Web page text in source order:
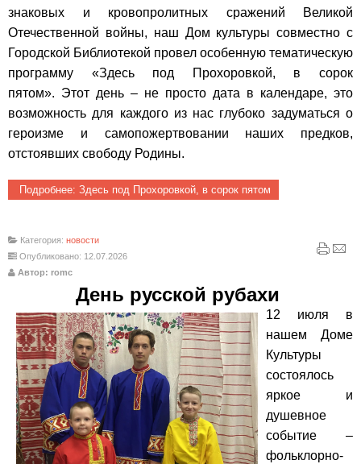
знаковых и кровопролитных сражений Великой
Отечественной войны, наш Дом культуры совместно с
Городской Библиотекой провел особенную тематическую
программу «Здесь под Прохоровкой, в сорок
пятом». Этот день – не просто дата в календаре, это
возможность для каждого из нас глубоко задуматься о
героизме и самопожертвовании наших предков,
отстоявших свободу Родины.
Подробнее: Здесь под Прохоровкой, в сорок пятом
Категория: новости
Опубликовано: 12.07.2026
Автор: romc
День русской рубахи
12 июля в
нашем Доме
Культуры
состоялось
яркое и
душевное
событие –
фольклорно-